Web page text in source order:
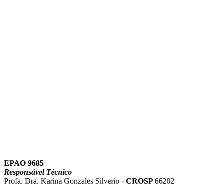
EPAO 9685
Responsável Técnico
Profa. Dra. Karina Gonzales Silverio - CROSP66202